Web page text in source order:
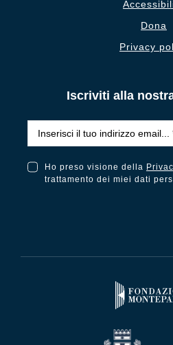
Dona
Privacy
Iscriviti alla
Ho preso visione della
trattamento dei miei dati